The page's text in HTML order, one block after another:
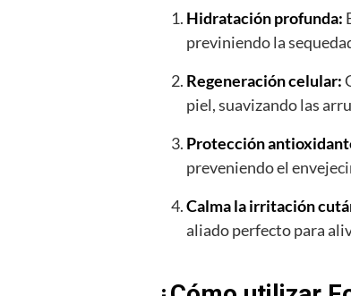
Hidratación profunda:
previniendo la
Regeneración celular:
piel, suavizando las
Protección
preveniendo el
Calma la irritación
aliado perfecto para